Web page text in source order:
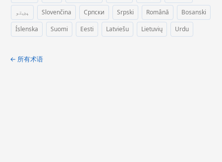
پښتو
Slovenčina Српски Srpski Română
Bosanski
Íslenska
Suomi Eesti Latviešu Lietuvių Urdu
← 所有术语